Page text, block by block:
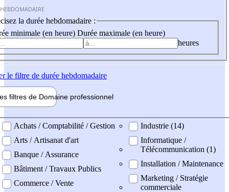
la durée hebdomadaire :
minimale (en heure) Durée maximale (en heure)
heures
le filtre de durée hebdomadaire
filtres de Domaine professionnel
professionel
Achats / Comptabilité / Gestion
Arts / Artisanat d'art
Banque / Assurance
Bâtiment / Travaux Publics
Commerce / Vente
Industrie (14)
Informatique /
Télécommunication (1)
Installation / Maintenance
Marketing / Stratégie
commerciale